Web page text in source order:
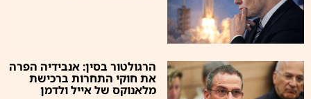
הרגולטור בסין: אנבידיה הפרה
את חוקי התחרות ברכישת
מלאנוקס של אייל ולדמן